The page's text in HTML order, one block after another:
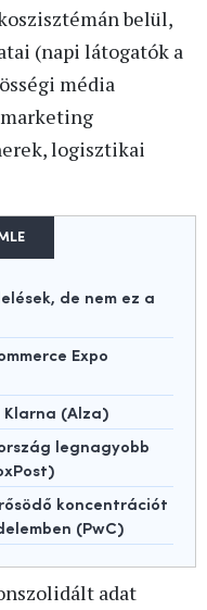
belül,
(napi látogatók a
média
logisztikai
de nem ez a
Expo
Klarna (Alza)
legnagyobb
koncentrációt
(PwC)
adat